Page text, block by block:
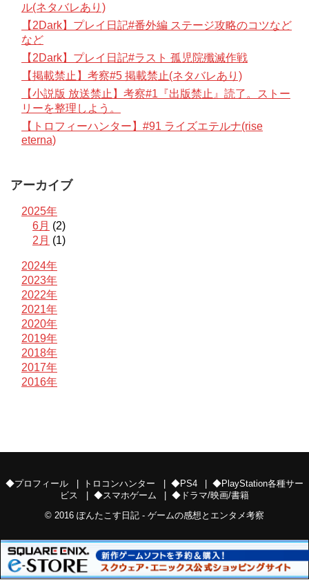
ル(ネタバレあり)
【2Dark】プレイ日記#番外編 ステージ攻略のコツなど
など
【2Dark】プレイ日記#ラスト 孤児院殲滅作戦
【掲載禁止】考察#5 掲載禁止(ネタバレあり)
【小説版 放送禁止】考察#1『出版禁止』読了。ストー
リーを整理しよう。
【トロフィーハンター】#91 ライズエテルナ(rise
eterna)
アーカイブ
2025年
6月 (2)
2月 (1)
2024年
2023年
2022年
2021年
2020年
2019年
2018年
2017年
2016年
◆プロフィール トロコンハンター ◆PS4
◆PlayStation各種サー
ビス
◆スマホゲーム
◆ドラマ/映画/書籍
© 2016 ぽんたこす日記 - ゲームの感想とエンタメ考察